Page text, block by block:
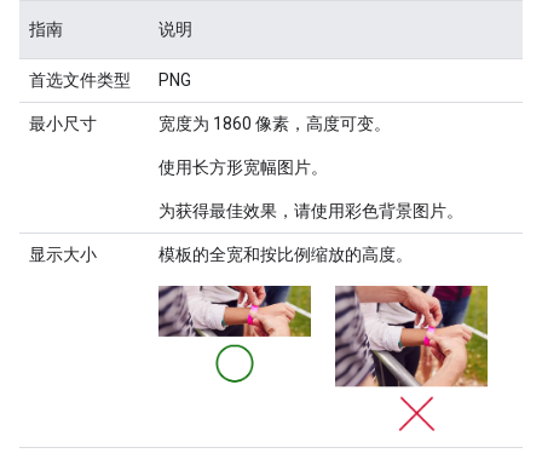
指南 说明
首选文件类型 PNG
最小尺寸 宽度为 1860 像素，高度可变。
使用长方形宽幅图片。
为获得最佳效果，请使用彩色背景图片。
显示大小 模板的全宽和按比例缩放的高度。